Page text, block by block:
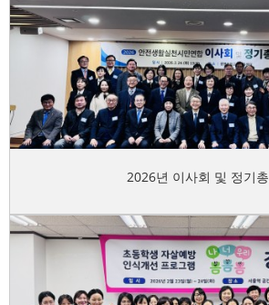
2026년 이사회 및 정기